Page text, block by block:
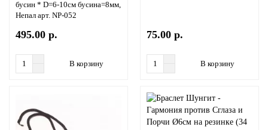
бусин * D=6-10см бусина=8мм,
Непал арт. NP-052
495.00 р.
В корзину
75.00 р.
В корзину